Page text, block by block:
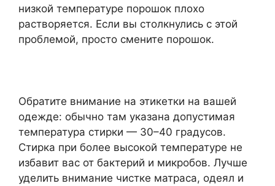
низкой температуре порошок плохо
растворяется. Если вы столкнулись с этой
проблемой, просто смените порошок.
Обратите внимание на этикетки на вашей
одежде: обычно там указана допустимая
температура стирки — 30–40 градусов.
Стирка при более высокой температуре не
избавит вас от бактерий и микробов. Лучше
уделить внимание чистке матраса, одеял и